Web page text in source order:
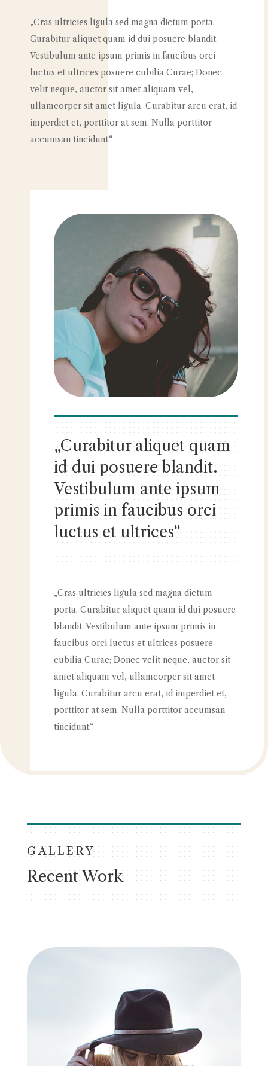
„Cras ultricies ligula sed magna dictum porta.
Curabitur aliquet quam id dui posuere blandit.
Vestibulum ante ipsum primis in faucibus orci
luctus et ultrices posuere cubilia Curae; Donec
velit neque, auctor sit amet aliquam vel,
ullamcorper sit amet ligula. Curabitur arcu erat, id
imperdiet et, porttitor at sem. Nulla porttitor
accumsan tincidunt.“
„Curabitur aliquet quam
id dui posuere blandit.
Vestibulum ante ipsum
primis in faucibus orci
luctus et ultrices“
„Cras ultricies ligula sed magna dictum
porta. Curabitur aliquet quam id dui posuere
blandit. Vestibulum ante ipsum primis in
faucibus orci luctus et ultrices posuere
cubilia Curae; Donec velit neque, auctor sit
amet aliquam vel, ullamcorper sit amet
ligula. Curabitur arcu erat, id imperdiet et,
porttitor at sem. Nulla porttitor accumsan
tincidunt.“
GALLERY
Recent Work